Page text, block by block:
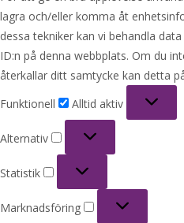
lagra och/eller komma åt
dessa tekniker kan vi behandla
ID:n på denna webbplats. Om du
återkallar ditt samtycke kan detta
Funktionell
Alltid aktiv
Alternativ
Statistik
Marknadsföring